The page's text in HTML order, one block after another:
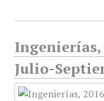
Ingenierías,
Julio-